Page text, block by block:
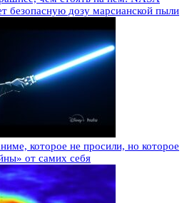
безопасную дозу марсианской пыли
которое не просили, но которое
от самих себя